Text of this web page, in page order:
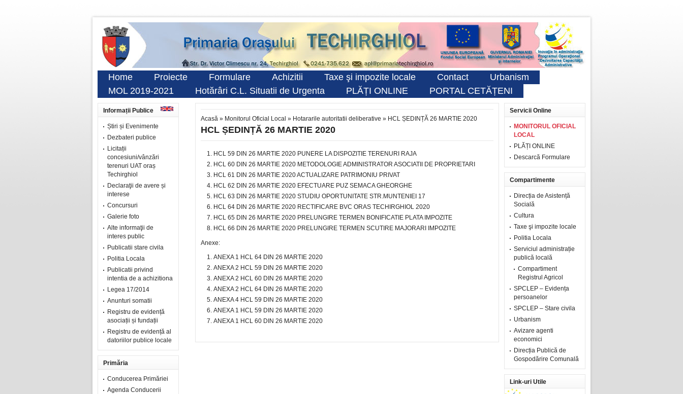
Home Proiecte Formulare Achizitii Taxe şi impozite locale Contact
Urbanism
MOL 2019-2021
Hotărâri C.L. Situatii de Urgenta PLĂȚI ONLINE PORTAL CETĂȚENI
Informații Publice
Știri și Evenimente
Dezbateri publice
Licitații
concesiuni/vânzări
terenuri UAT oraș
Techirghiol
Declaraţii de avere și
interese
Concursuri
Galerie foto
Alte informaţii de
interes public
Publicatii stare civila
Politia Locala
Publicatii privind
intentia de a achizitiona
Legea 17/2014
Anunturi somatii
Registru de evidență
asociații și fundații
Registru de evidență al
datoriilor publice locale
Primăria
Conducerea Primăriei
Agenda Conducerii
Acasă » Monitorul Oficial Local » Hotararile autoritatii deliberative » HCL ȘEDINȚĂ 26 MARTIE 2020
HCL ȘEDINȚĂ 26 MARTIE 2020
HCL 59 DIN 26 MARTIE 2020 PUNERE LA DISPOZITIE TERENURI RAJA
HCL 60 DIN 26 MARTIE 2020 METODOLOGIE ADMINISTRATOR ASOCIATII DE PROPRIETARI
HCL 61 DIN 26 MARTIE 2020 ACTUALIZARE PATRIMONIU PRIVAT
HCL 62 DIN 26 MARTIE 2020 EFECTUARE PUZ SEMACA GHEORGHE
HCL 63 DIN 26 MARTIE 2020 STUDIU OPORTUNITATE STR.MUNTENIEI 17
HCL 64 DIN 26 MARTIE 2020 RECTIFICARE BVC ORAS TECHIRGHIOL 2020
HCL 65 DIN 26 MARTIE 2020 PRELUNGIRE TERMEN BONIFICATIE PLATA IMPOZITE
HCL 66 DIN 26 MARTIE 2020 PRELUNGIRE TERMEN SCUTIRE MAJORARI IMPOZITE
Anexe:
ANEXA 1 HCL 64 DIN 26 MARTIE 2020
ANEXA 2 HCL 59 DIN 26 MARTIE 2020
ANEXA 2 HCL 60 DIN 26 MARTIE 2020
ANEXA 2 HCL 64 DIN 26 MARTIE 2020
ANEXA 4 HCL 59 DIN 26 MARTIE 2020
ANEXA 1 HCL 59 DIN 26 MARTIE 2020
ANEXA 1 HCL 60 DIN 26 MARTIE 2020
Servicii Online
MONITORUL OFICIAL
LOCAL
PLĂȚI ONLINE
Descarcă Formulare
Compartimente
Direcția de Asistență
Socială
Cultura
Taxe şi impozite locale
Politia Locala
Serviciul administrație
publică locală
Compartiment
Registrul Agricol
SPCLEP – Evidența
persoanelor
SPCLEP – Stare civila
Urbanism
Avizare agenti
economici
Direcția Publică de
Gospodărire Comunală
Link-uri Utile